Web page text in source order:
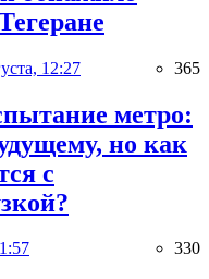
12:27 365
метро:
но как
с
330